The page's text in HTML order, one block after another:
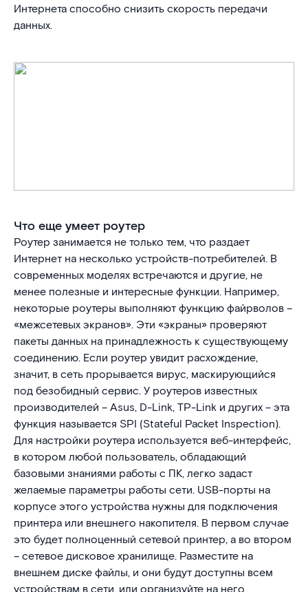
Интернета способно снизить скорость передачи
данных.
Что еще умеет роутер
Роутер занимается не только тем, что раздает
Интернет на несколько устройств-потребителей. В
современных моделях встречаются и другие, не
менее полезные и интересные функции. Например,
некоторые роутеры выполняют функцию файрволов –
«межсетевых экранов». Эти «экраны» проверяют
пакеты данных на принадлежность к существующему
соединению. Если роутер увидит расхождение,
значит, в сеть прорывается вирус, маскирующийся
под безобидный сервис. У роутеров известных
производителей – Asus, D-Link, TP-Link и других – эта
функция называется SPI (Stateful Packet Inspection).
Для настройки роутера используется веб-интерфейс,
в котором любой пользователь, обладающий
базовыми знаниями работы с ПК, легко задаст
желаемые параметры работы сети. USB-порты на
корпусе этого устройства нужны для подключения
принтера или внешнего накопителя. В первом случае
это будет полноценный сетевой принтер, а во втором
– сетевое дисковое хранилище. Разместите на
внешнем диске файлы, и они будут доступны всем